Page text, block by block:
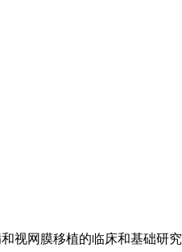
视网膜移植的临床和基础研究